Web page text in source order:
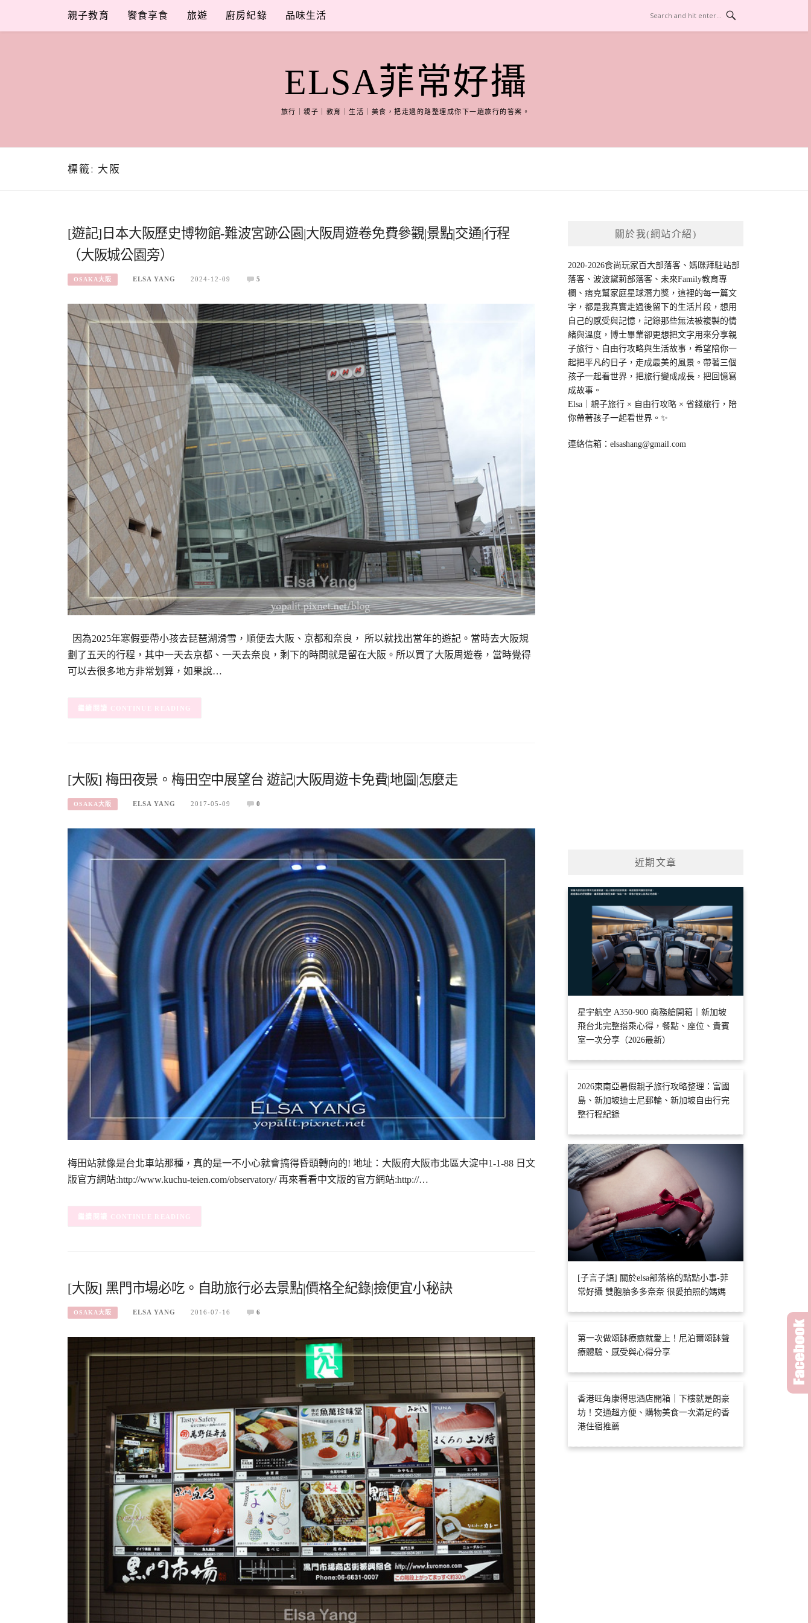
content
親子教育 饗食享食 旅遊 廚房紀錄 品味生活
ELSA菲常好攝
旅行｜親子｜教育｜生活｜美食，把走過的路整理成你下一趟旅行的答案。
標籤: 大阪
[遊記]日本大阪歷史博物館-難波宮跡公園|大阪周遊卷免費參觀|景點|交通|行程
（大阪城公園旁）
OSAKA大阪 ELSA YANG 2024-12-09 5
因為2025年寒假要帶小孩去琵琶湖滑雪，順便去大阪、京都和奈良， 所以就找出當年的遊記。當時去大阪規
劃了五天的行程，其中一天去京都、一天去奈良，剩下的時間就是留在大阪。所以買了大阪周遊卷，當時覺得
可以去很多地方非常划算，如果說…
CONTINUE READING
[大阪] 梅田夜景。梅田空中展望台 遊記|大阪周遊卡免費|地圖|怎麼走
OSAKA大阪 ELSA YANG 2017-05-09 0
梅田站就像是台北車站那種，真的是一不小心就會搞得昏頭轉向的! 地址：大阪府大阪市北區大淀中1-1-88 日文
版官方網站:http://www.kuchu-teien.com/observatory/ 再來看看中文版的官方網站:http://…
CONTINUE READING
[大阪] 黑門市場必吃。自助旅行必去景點|價格全紀錄|撿便宜小秘訣
OSAKA大阪 ELSA YANG 2016-07-16 6
關於我(網站介紹)
2020-2026食尚玩家百大部落客、媽咪拜駐站部
落客、波波黛莉部落客、未來Family教育專
欄、痞克幫家庭星球潛力獎，這裡的每一篇文
字，都是我真實走過後留下的生活片段，想用
自己的感受與記憶，記錄那些無法被複製的情
緒與溫度，博士畢業卻更想把文字用來分享親
子旅行、自由行攻略與生活故事，希望陪你一
起把平凡的日子，走成最美的風景。帶著三個
孩子一起看世界，把旅行變成成長，把回憶寫
成故事。
Elsa｜親子旅行 × 自由行攻略 × 省錢旅行，陪
你帶著孩子一起看世界。✨
連絡信箱：elsashang@gmail.com
近期文章
星宇航空 A350-900 商務艙開箱｜新加坡
飛台北完整搭乘心得，餐點、座位、貴賓
室一次分享（2026最新）
2026東南亞暑假親子旅行攻略整理：富國
島、新加坡迪士尼郵輪、新加坡自由行完
整行程紀錄
[子言子語] 關於elsa部落格的點點小事-菲
常好攝 雙胞胎多多奈奈 很愛拍照的媽媽
第一次做頌缽療癒就愛上！尼泊爾頌缽聲
療體驗、感受與心得分享
香港旺角康得思酒店開箱｜下樓就是朗豪
坊！交通超方便、購物美食一次滿足的香
港住宿推薦